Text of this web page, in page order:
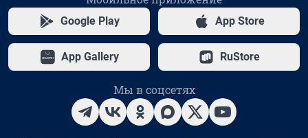
Google Play App Store
App Gallery RuStore
Мы в соцсетях